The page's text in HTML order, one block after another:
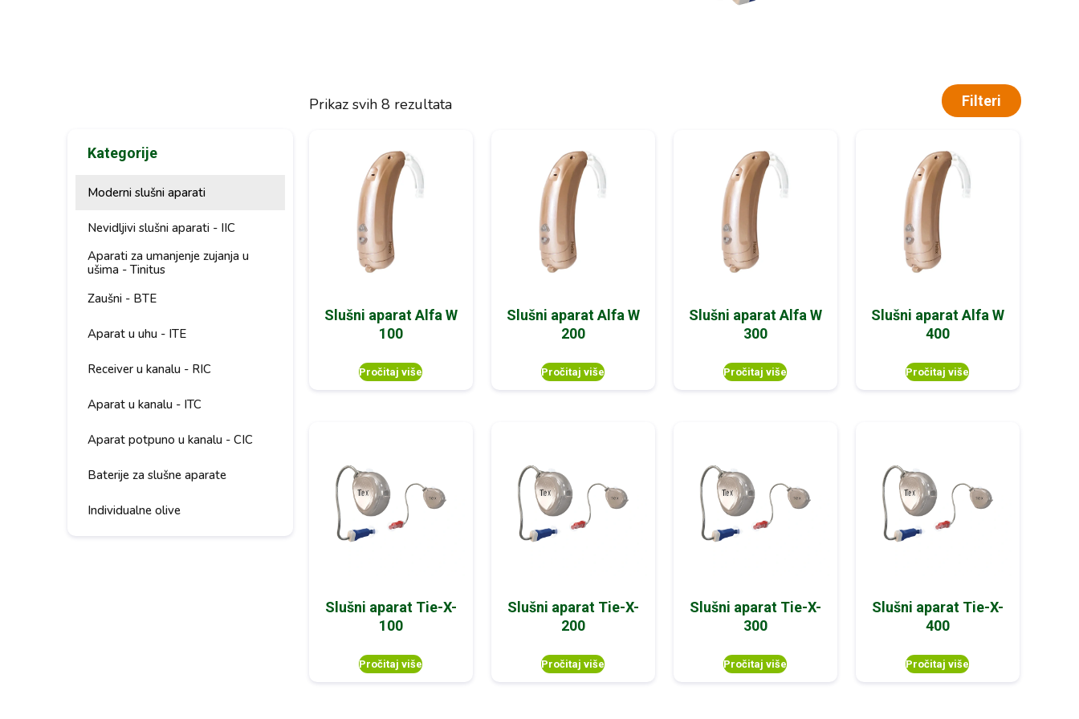
Kategorije
Moderni slušni aparati
Nevidljivi slušni aparati - IIC
Aparati za umanjenje zujanja u
ušima - Tinitus
Zaušni - BTE
Aparat u uhu - ITE
Receiver u kanalu - RIC
Aparat u kanalu - ITC
Aparat potpuno u kanalu - CIC
Baterije za slušne aparate
Individualne olive
Filteri
Prikaz svih 8 rezultata
Slušni aparat Alfa W
100
Pročitaj više
Slušni aparat Alfa W
200
Pročitaj više
Slušni aparat Alfa W
300
Pročitaj više
Slušni aparat Alfa W
400
Pročitaj više
Slušni aparat Tie-X-
100
Pročitaj više
Slušni aparat Tie-X-
200
Pročitaj više
Slušni aparat Tie-X-
300
Pročitaj više
Slušni aparat Tie-X-
400
Pročitaj više